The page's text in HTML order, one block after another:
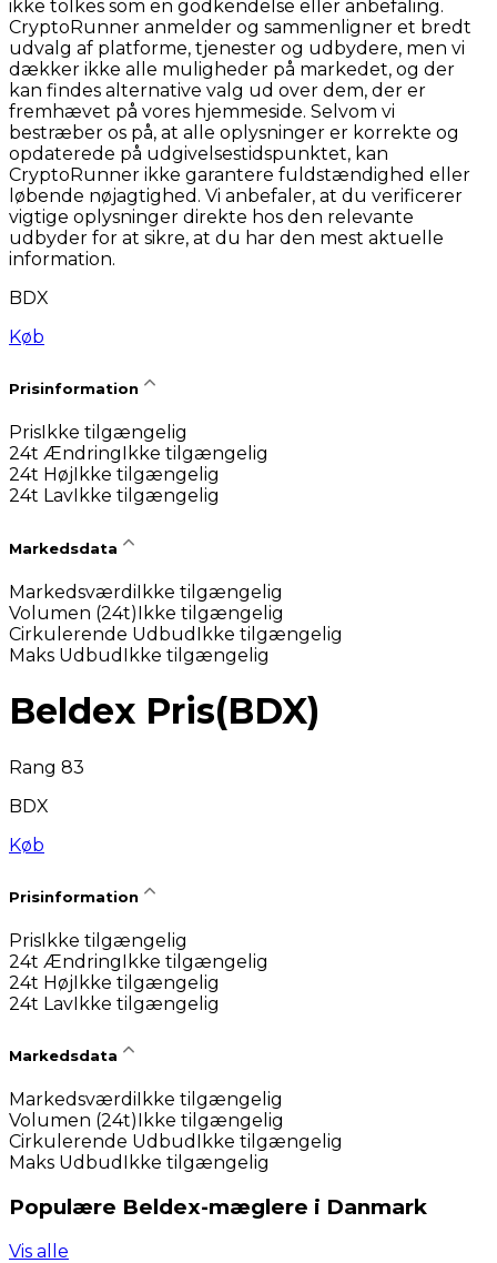
ikke tolkes som en godkendelse eller anbefaling.
CryptoRunner anmelder og sammenligner et bredt
udvalg af platforme, tjenester og udbydere, men vi
dækker ikke alle muligheder på markedet, og der
kan findes alternative valg ud over dem, der er
fremhævet på vores hjemmeside. Selvom vi
bestræber os på, at alle oplysninger er korrekte og
opdaterede på udgivelsestidspunktet, kan
CryptoRunner ikke garantere fuldstændighed eller
løbende nøjagtighed. Vi anbefaler, at du verificerer
vigtige oplysninger direkte hos den relevante
udbyder for at sikre, at du har den mest aktuelle
information.
BDX
Køb
Prisinformation
Pris Ikke tilgængelig
24t Ændring Ikke tilgængelig
24t Høj Ikke tilgængelig
24t Lav Ikke tilgængelig
Markedsdata
MarkedsværdiIkke tilgængelig
Volumen (24t)Ikke tilgængelig
Cirkulerende Udbud Ikke tilgængelig
Maks Udbud Ikke tilgængelig
Beldex Pris(BDX)
Rang 83
BDX
Køb
Prisinformation
PrisIkke tilgængelig
24t ÆndringIkke tilgængelig
24t HøjIkke tilgængelig
24t LavIkke tilgængelig
Markedsdata
Markedsværdi Ikke tilgængelig
Volumen (24t) Ikke tilgængelig
Cirkulerende Udbud Ikke tilgængelig
Maks Udbud Ikke tilgængelig
Populære Beldex-mæglere i Danmark
Vis alle